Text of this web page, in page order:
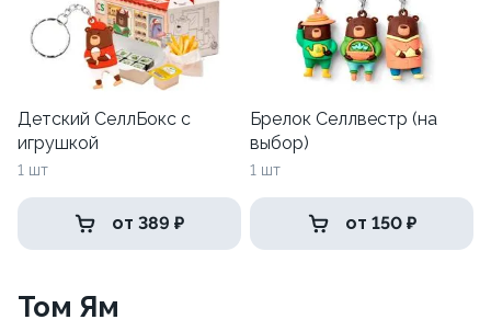
Детский СеллБокс с
игрушкой
1 шт
от 389 ₽
Брелок Селлвестр (на
выбор)
1 шт
от 150 ₽
Том Ям